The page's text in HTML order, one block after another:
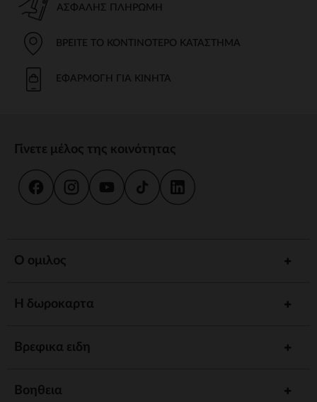
ΑΣΦΑΛΉΣ ΠΛΗΡΩΜΉ
ΒΡΕΊΤΕ ΤΟ ΚΟΝΤΙΝΌΤΕΡΟ ΚΑΤΆΣΤΗΜΑ
ΕΦΑΡΜΟΓΉ ΓΙΑ ΚΙΝΗΤΆ
Γίνετε μέλος της κοινότητας
Ο ομιλος
Η δωροκαρτα
Βρεφικα ειδη
Βοηθεια